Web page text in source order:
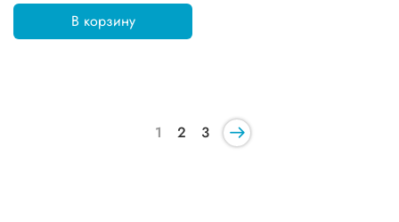
В корзину
1 2 3